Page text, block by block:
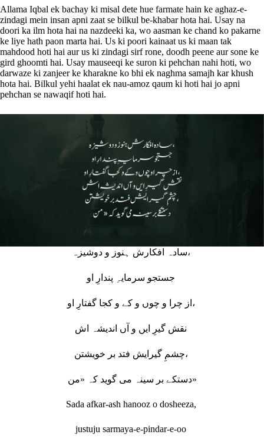
Allama Iqbal ek bachay ki misal dete hue farmate hain ke aghaz-e-
zindagi mein insan apni zaat se bilkul be-khabar hota hai. Usay na
doori ka ilm hota hai na nazdeeki ka, wo aasman ke chand ko pakarne
ke liye hath paon marta hai. Us ki poori kainaat us ki maan tak
mahdood hoti hai aur us ki zindagi sirf rone, doodh peene aur sone ke
gird ghoomti hai. Usay mauseeqi ke suron ki pehchan nahi hoti, wo
darwaze ki zanjeer ke kharakne ko bhi ek naghma samajh kar khush
hota hai. Bilkul yehi haalat ek nau-amoz qaum ki hoti hai jo apni
pehchan se nawaqif hoti hai.
سادہ افکارش ہنوز و دوشیزہ،
از چرا و چوں و کے و کجا گفتارِ او،
چشمِ گیرایش فتد بر خویشتن،
دستکے بر سینہ می گوید کہ «من»
Sada afkar-ash hanooz o dosheeza,
justuju sarmaya-e-pindar-e-oo